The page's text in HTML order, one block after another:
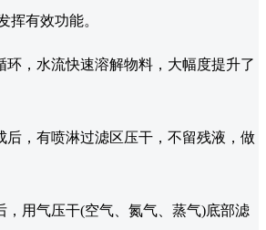
挥有效功能。
环，水流快速溶解物料，大幅度提升了
后，有喷淋过滤区压干，不留残液，做
，用气压干(空气、氮气、蒸气)底部滤